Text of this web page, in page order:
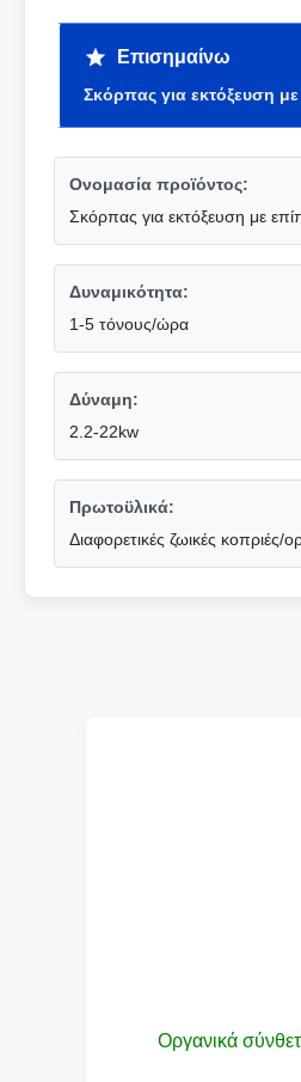
Επισημαίνω
Σκόρπας για εκτόξευση
Ονομασία προϊόντος:
Σκόρπας για εκτόξευση με
Δυναμικότητα:
1-5 τόνους/ώρα
Δύναμη:
2.2-22kw
Πρωτοϋλικά:
Διαφορετικές ζωικές κοπριές/
Οργανικά